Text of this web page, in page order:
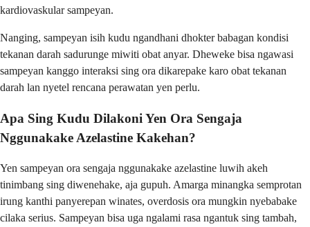
kardiovaskular sampeyan.
Nanging, sampeyan isih kudu ngandhani dhokter babagan kondisi
tekanan darah sadurunge miwiti obat anyar. Dheweke bisa ngawasi
sampeyan kanggo interaksi sing ora dikarepake karo obat tekanan
darah lan nyetel rencana perawatan yen perlu.
Apa Sing Kudu Dilakoni Yen Ora Sengaja
Nggunakake Azelastine Kakehan?
Yen sampeyan ora sengaja nggunakake azelastine luwih akeh
tinimbang sing diwenehake, aja gupuh. Amarga minangka semprotan
irung kanthi panyerepan winates, overdosis ora mungkin nyebabake
cilaka serius. Sampeyan bisa uga ngalami rasa ngantuk sing tambah,